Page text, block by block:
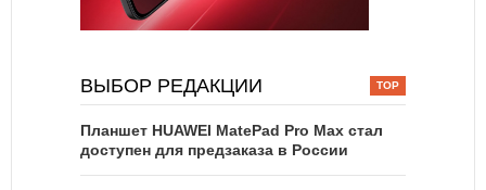
ВЫБОР РЕДАКЦИИ
Планшет HUAWEI MatePad Pro Max стал
доступен для предзаказа в России